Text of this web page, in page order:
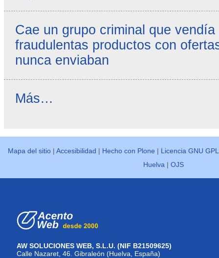
Cae un grupo criminal que
fraudulentas productos con
nunca enviaban
Reseñas
Más…
Mapa del sitio |Accesibilidad | Hecho con Plone | Licencia GNU GPL
Huelva |OJS
AW SOLUCIONES WEB, S.L.U. (NIF B21509625)
Calle Nazaret, 46. Gibraleón (Huelva, España)